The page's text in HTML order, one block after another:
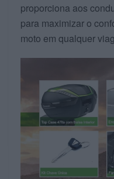
proporciona aos
para maximizar o
moto em qualquer